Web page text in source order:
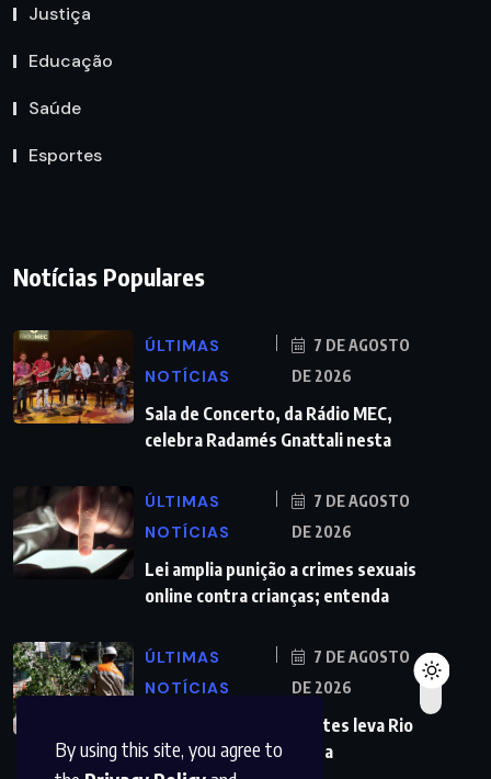
By using this site, you agree to
Justiça
Educação
Saúde
Esportes
Notícias Populares
ÚLTIMAS
NOTÍCIAS
7 DE AGOSTO
DE 2026
Sala de Concerto, da Rádio MEC,
celebra Radamés Gnattali nesta
ÚLTIMAS
NOTÍCIAS
7 DE AGOSTO
DE 2026
Lei amplia punição a crimes sexuais
online contra crianças; entenda
ÚLTIMAS
NOTÍCIAS
7 DE AGOSTO
DE 2026
Previsão de ventos fortes leva Rio
a suspender aulas nesta